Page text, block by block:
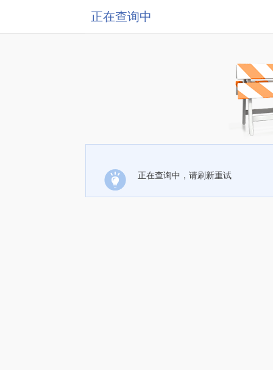
正在查询中
正在查询中，请刷新重试